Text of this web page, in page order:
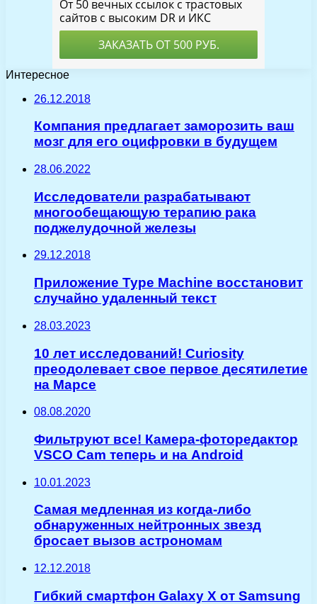
Интересное
26.12.2018
Компания предлагает заморозить ваш
мозг для его оцифровки в будущем
28.06.2022
Исследователи разрабатывают
многообещающую терапию рака
поджелудочной железы
29.12.2018
Приложение Type Machine восстановит
случайно удаленный текст
28.03.2023
10 лет исследований! Curiosity
преодолевает свое первое десятилетие
на Марсе
08.08.2020
Фильтруют все! Камера-фоторедактор
VSCO Cam теперь и на Android
10.01.2023
Самая медленная из когда-либо
обнаруженных нейтронных звезд
бросает вызов астрономам
12.12.2018
Гибкий смартфон Galaxy X от Samsung